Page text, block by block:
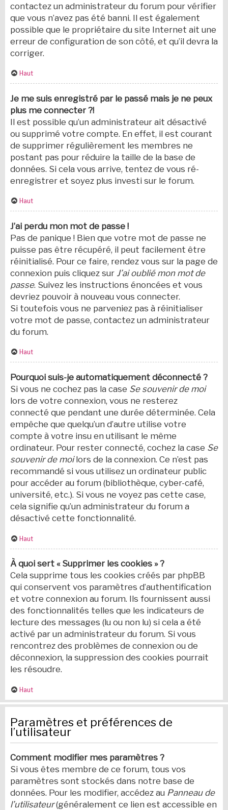
contactez un administrateur du forum pour vérifier
que vous n’avez pas été banni. Il est également
possible que le propriétaire du site Internet ait une
erreur de configuration de son côté, et qu’il devra la
corriger.
Haut
Je me suis enregistré par le passé mais je ne peux
plus me connecter ?!
Il est possible qu’un administrateur ait désactivé
ou supprimé votre compte. En effet, il est courant
de supprimer régulièrement les membres ne
postant pas pour réduire la taille de la base de
données. Si cela vous arrive, tentez de vous ré-
enregistrer et soyez plus investi sur le forum.
Haut
J’ai perdu mon mot de passe !
Pas de panique ! Bien que votre mot de passe ne
puisse pas être récupéré, il peut facilement être
réinitialisé. Pour ce faire, rendez vous sur la page de
connexion puis cliquez sur J’ai oublié mon mot de
passe. Suivez les instructions énoncées et vous
devriez pouvoir à nouveau vous connecter.
Si toutefois vous ne parveniez pas à réinitialiser
votre mot de passe, contactez un administrateur
du forum.
Haut
Pourquoi suis-je automatiquement déconnecté ?
Si vous ne cochez pas la case Se souvenir de moi
lors de votre connexion, vous ne resterez
connecté que pendant une durée déterminée. Cela
empêche que quelqu’un d’autre utilise votre
compte à votre insu en utilisant le même
ordinateur. Pour rester connecté, cochez la case Se
souvenir de moilors de la connexion. Ce n’est pas
recommandé si vous utilisez un ordinateur public
pour accéder au forum (bibliothèque, cyber-café,
université, etc.). Si vous ne voyez pas cette case,
cela signifie qu’un administrateur du forum a
désactivé cette fonctionnalité.
Haut
À quoi sert « Supprimer les cookies » ?
Cela supprime tous les cookies créés par phpBB
qui conservent vos paramètres d’authentification
et votre connexion au forum. Ils fournissent aussi
des fonctionnalités telles que les indicateurs de
lecture des messages (lu ou non lu) si cela a été
activé par un administrateur du forum. Si vous
rencontrez des problèmes de connexion ou de
déconnexion, la suppression des cookies pourrait
les résoudre.
Haut
Paramètres et préférences de
l’utilisateur
Comment modifier mes paramètres ?
Si vous êtes membre de ce forum, tous vos
paramètres sont stockés dans notre base de
données. Pour les modifier, accédez au Panneau de
l’utilisateur(généralement ce lien est accessible en